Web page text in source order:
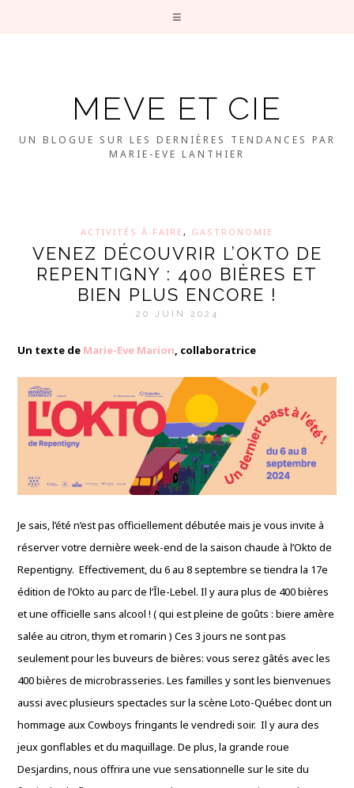
MEVE ET CIE
UN BLOGUE SUR LES DERNIÈRES TENDANCES PAR
MARIE-EVE LANTHIER
ACTIVITÉS À FAIRE, GASTRONOMIE
VENEZ DÉCOUVRIR L’OKTO DE
REPENTIGNY : 400 BIÈRES ET
BIEN PLUS ENCORE !
20 JUIN 2024
Un texte de Marie-Eve Marion, collaboratrice
Je sais, l’été n’est pas officiellement débutée mais je vous invite à
réserver votre dernière week-end de la saison chaude à l’Okto de
Repentigny. Effectivement, du 6 au 8 septembre se tiendra la 17e
édition de l’Okto au parc de l’Île-Lebel. Il y aura plus de 400 bières
et une officielle sans alcool ! ( qui est pleine de goûts : biere amère
salée au citron, thym et romarin ) Ces 3 jours ne sont pas
seulement pour les buveurs de bières: vous serez gâtés avec les
400 bières de microbrasseries. Les familles y sont les bienvenues
aussi avec plusieurs spectacles sur la scène Loto-Québec dont un
hommage aux Cowboys fringants le vendredi soir. Il y aura des
jeux gonflables et du maquillage. De plus, la grande roue
Desjardins, nous offrira une vue sensationnelle sur le site du